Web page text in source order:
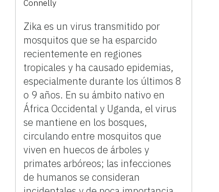
Connelly
Zika es un virus transmitido por
mosquitos que se ha esparcido
recientemente en regiones
tropicales y ha causado epidemias,
especialmente durante los últimos 8
o 9 años. En su ámbito nativo en
África Occidental y Uganda, el virus
se mantiene en los bosques,
circulando entre mosquitos que
viven en huecos de árboles y
primates arbóreos; las infecciones
de humanos se consideran